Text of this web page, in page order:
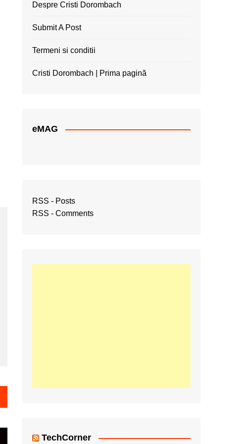
Despre Cristi Dorombach
Submit A Post
Termeni si conditii
Cristi Dorombach | Prima pagină
eMAG
RSS - Posts
RSS - Comments
TechCorner